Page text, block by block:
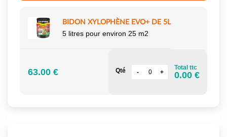
BIDON XYLOPHÈNE EVO+ DE 5L
5 litres pour environ 25 m2
63.00 € Qté Total ttc
0.00 €